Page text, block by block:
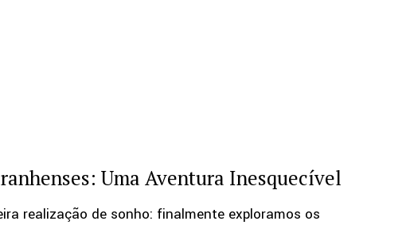
Uma Aventura Inesquecível
realização de sonho: finalmente exploramos os